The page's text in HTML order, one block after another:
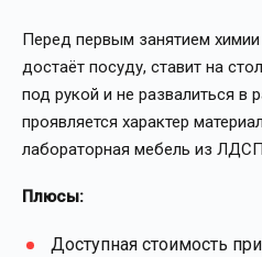
Перед первым занятием
достаёт посуду, ставит на
под рукой и не развалиться в
проявляется характер
лабораторная мебель из
Плюсы:
Доступная стоимость